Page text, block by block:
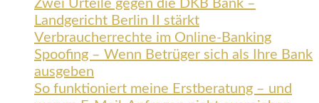
Zwei Urteile gegen die DKB Bank –
Landgericht Berlin II stärkt
Verbraucherrechte im Online-Banking
Spoofing – Wenn Betrüger sich als Ihre Bank
ausgeben
So funktioniert meine Erstberatung – und